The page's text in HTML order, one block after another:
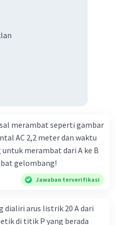
merambat seperti gambar
AC 2,2 meter dan waktu
merambat dari A ke B
gelombang!
Jawaban terverifikasi
dialiri arus listrik 20 A dari
di titik P yang berada